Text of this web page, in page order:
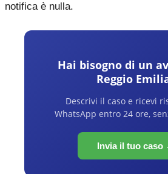
notifica è nulla.
Hai bisogno di un
Reggio
Descrivi il caso e ricevi
WhatsApp entro 24 ore,
Invia il tuo caso